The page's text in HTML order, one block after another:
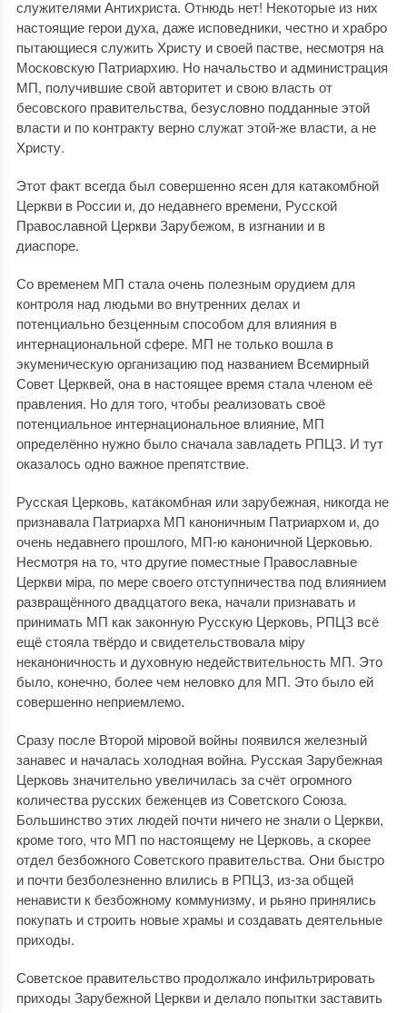
служителями Антихриста. Отнюдь нет! Некоторые из них
настоящие герои духа, даже исповедники, честно и храбро
пытающиеся служить Христу и своей пастве, несмотря на
Московскую Патриархию. Но начальство и администрация
МП, получившие свой авторитет и свою власть от
бесовского правительства, безусловно подданные этой
власти и по контракту верно служат этой-же власти, а не
Христу.
Этот факт всегда был совершенно ясен для катакомбной
Церкви в России и, до недавнего времени, Русской
Православной Церкви Зарубежом, в изгнании и в
диаспоре.
Со временем МП стала очень полезным орудием для
контроля над людьми во внутренних делах и
потенциально безценным способом для влияния в
интернациональной сфере. МП не только вошла в
экуменическую организацию под названием Всемирный
Совет Церквей, она в настоящее время стала членом её
правления. Но для того, чтобы реализовать своё
потенциальное интернациональное влияние, МП
определённо нужно было сначала завладеть РПЦЗ. И тут
оказалось одно важное препятствие.
Русская Церковь, катакомбная или зарубежная, никогда не
признавала Патриарха МП каноничным Патриархом и, до
очень недавнего прошлого, МП-ю каноничной Церковью.
Несмотря на то, что другие поместные Православные
Церкви міра, по мере своего отступничества под влиянием
развращённого двадцатого века, начали признавать и
принимать МП как законную Русскую Церковь, РПЦЗ всё
ещё стояла твёрдо и свидетельствовала міру
неканоничность и духовную недействительность МП. Это
было, конечно, более чем неловко для МП. Это было ей
совершенно неприемлемо.
Сразу после Второй міровой войны появился железный
занавес и началась холодная война. Русская Зарубежная
Церковь значительно увеличилась за счёт огромного
количества русских беженцев из Советского Союза.
Большинство этих людей почти ничего не знали о Церкви,
кроме того, что МП по настоящему не Церковь, а скорее
отдел безбожного Советского правительства. Они быстро
и почти безболезненно влились в РПЦЗ, из-за общей
ненависти к безбожному коммунизму, и рьяно принялись
покупать и строить новые храмы и создавать деятельные
приходы.
Советское правительство продолжало инфильтрировать
приходы Зарубежной Церкви и делало попытки заставить